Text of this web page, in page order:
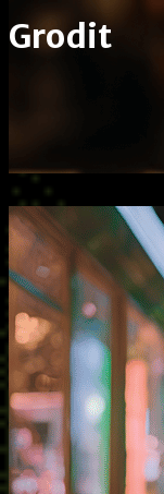
Grodit